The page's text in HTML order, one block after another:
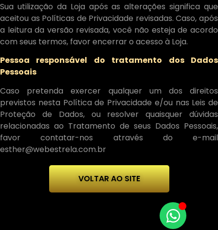
Sua utilização da Loja após as alterações significa que
aceitou as Políticas de Privacidade revisadas. Caso, após
a leitura da versão revisada, você não esteja de acordo
com seus termos, favor encerrar o acesso à Loja.
Pessoa responsável do tratamento dos Dados
Pessoais
Caso pretenda exercer qualquer um dos direitos
previstos nesta Política de Privacidade e/ou nas Leis de
Proteção de Dados, ou resolver quaisquer dúvidas
relacionadas ao Tratamento de seus Dados Pessoais,
favor contatar-nos através do e-mail
esther@webestrela.com.br
VOLTAR AO SITE